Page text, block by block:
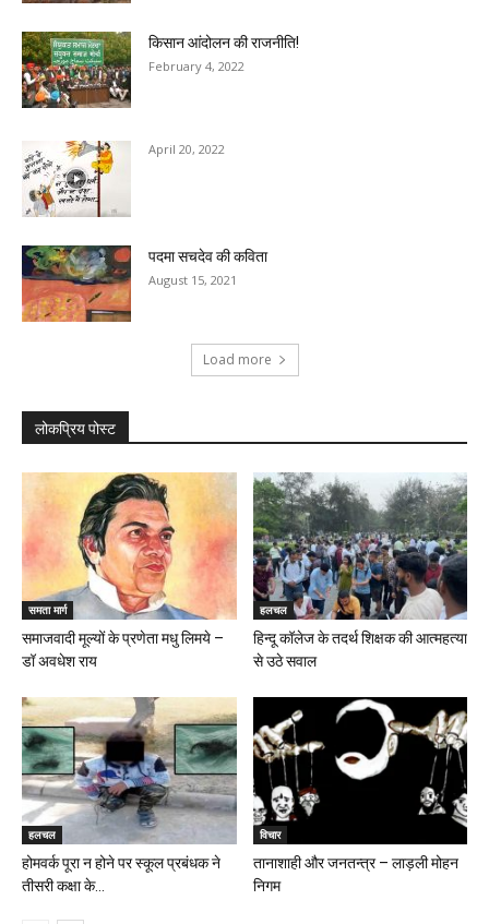
किसान आंदोलन की राजनीति!
February 4, 2022
April 20, 2022
पदमा सचदेव की कविता
August 15, 2021
Load more
लोकप्रिय पोस्ट
समता मार्ग
समाजवादी मूल्यों के प्रणेता मधु लिमये –
डॉ अवधेश राय
हलचल
हिन्दू कॉलेज के तदर्थ शिक्षक की आत्महत्या
से उठे सवाल
हलचल
होमवर्क पूरा न होने पर स्कूल प्रबंधक ने
तीसरी कक्षा के...
विचार
तानाशाही और जनतन्त्र – लाड़ली मोहन
निगम